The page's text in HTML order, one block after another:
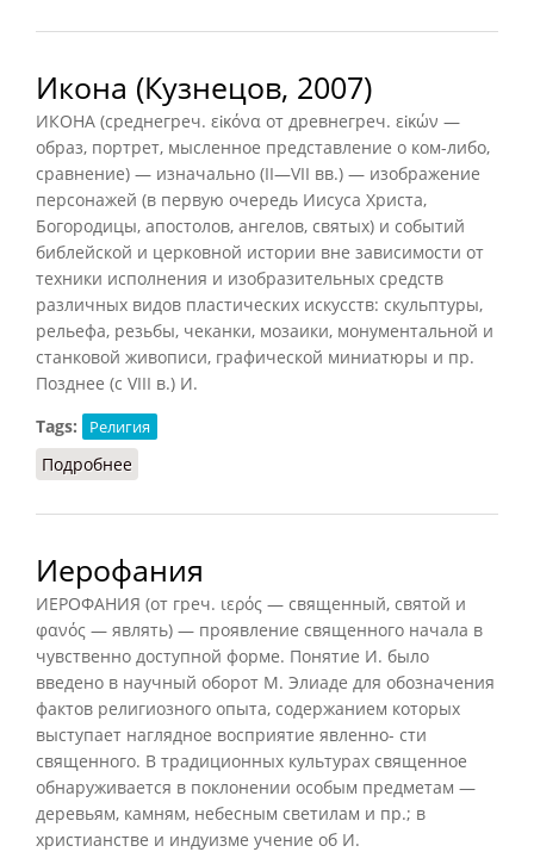
Икона (Кузнецов, 2007)
ИКОНА (среднегреч. εἰκόνα от древнегреч. εἰκών —
образ, портрет, мысленное представление о ком-либо,
сравнение) — изначально (II—VII вв.) — изображение
персонажей (в первую очередь Иисуса Христа,
Богородицы, апостолов, ангелов, святых) и событий
библейской и церковной истории вне зависимости от
техники исполнения и изобразительных средств
различных видов пластических искусств: скульптуры,
рельефа, резьбы, чеканки, мозаики, монументальной и
станковой живописи, графической миниатюры и пр.
Позднее (с VIII в.) И.
Tags:
Религия
Подробнее
Иерофания
ИЕРОФАНИЯ (от греч. ιερός — священный, святой и
φανός — являть) — проявление священного начала в
чувственно доступной форме. Понятие И. было
введено в научный оборот М. Элиаде для обозначения
фактов религиозного опыта, содержанием которых
выступает наглядное восприятие явленно- сти
священного. В традиционных культурах священное
обнаруживается в поклонении особым предметам —
деревьям, камням, небесным светилам и пр.; в
христианстве и индуизме учение об И.